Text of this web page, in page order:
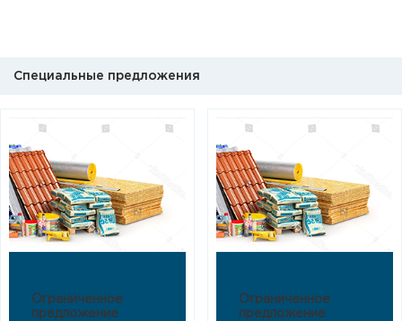
Специальные предложения
Ограниченное
предложение
Ограниченное
предложение